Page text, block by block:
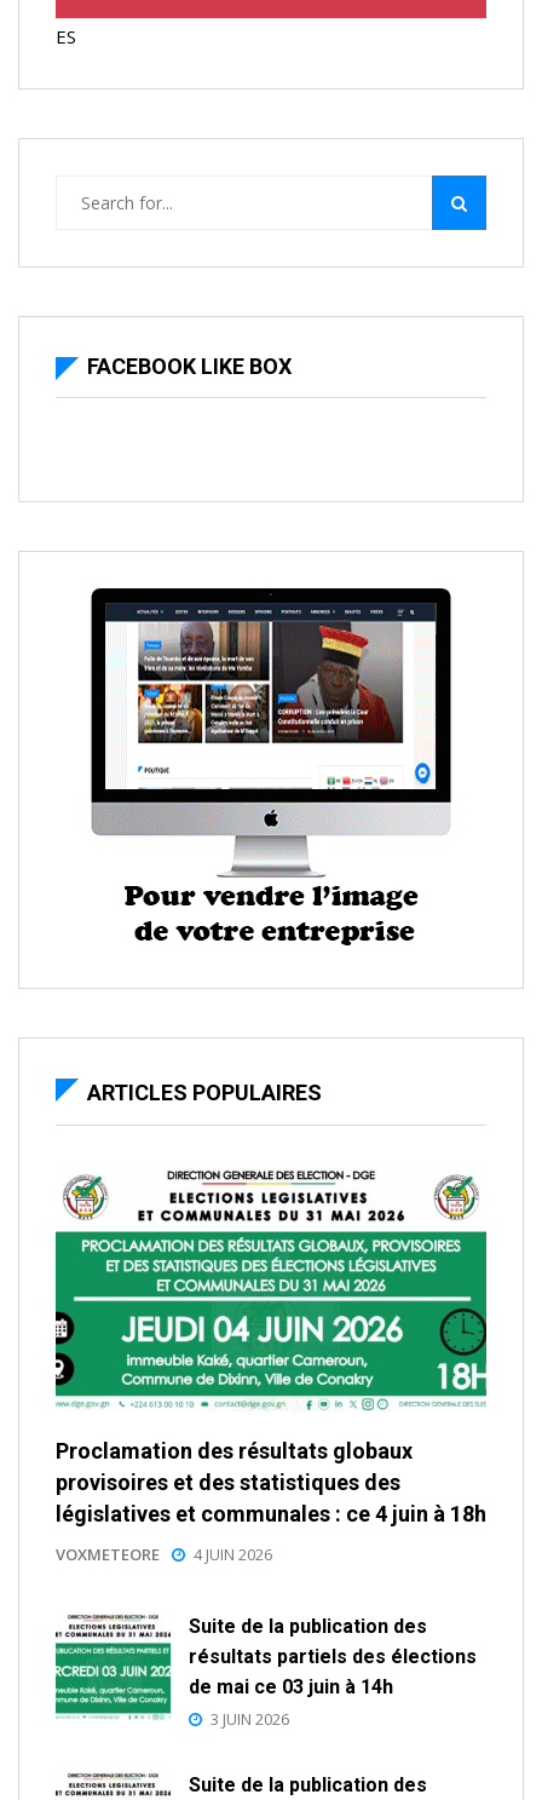
ES
FACEBOOK LIKE BOX
ARTICLES POPULAIRES
Proclamation des résultats globaux
provisoires et des statistiques des
législatives et communales : ce 4 juin à 18h
VOXMETEORE 4 JUIN 2026
Suite de la publication des
résultats partiels des élections
de mai ce 03 juin à 14h
3 JUIN 2026
Suite de la publication des